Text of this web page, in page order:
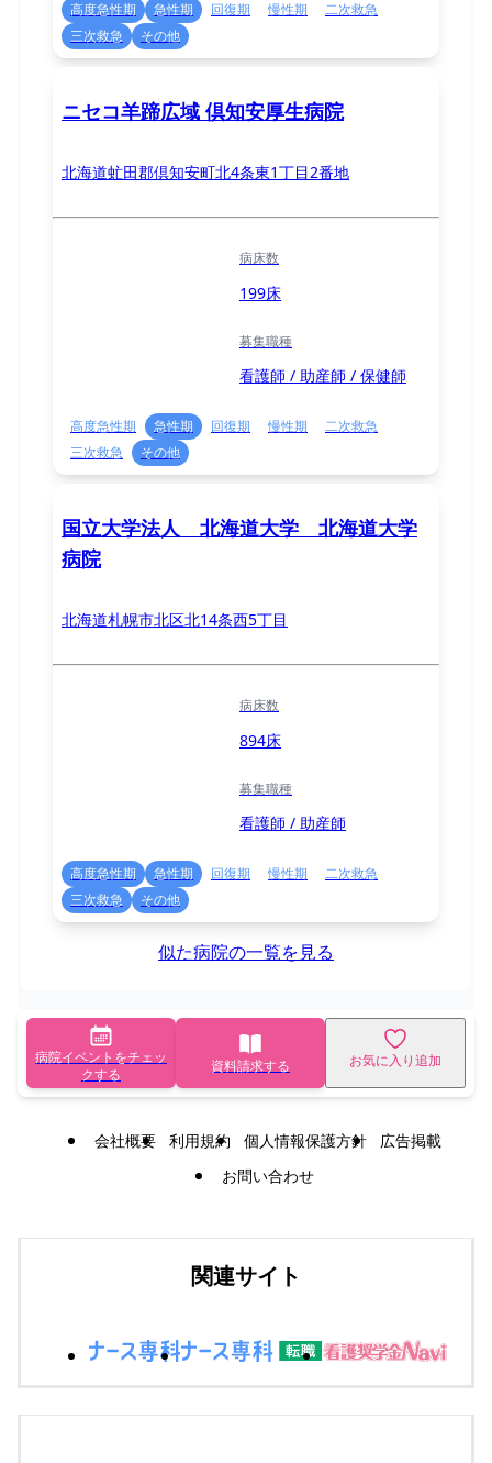
高度急性期 急性期 回復期 慢性期
二次救急
三次救急
その他
ニセコ羊蹄広域 倶知安厚生病院
北海道虻田郡倶知安町北4条東1丁目2番地
病床数
199床
募集職種
看護師 / 助産師 / 保健師
高度急性期 急性期 回復期 慢性期
二次救急
三次救急
その他
国立大学法人 北海道大学 北海道大学
病院
北海道札幌市北区北14条西5丁目
病床数
894床
募集職種
看護師 / 助産師
高度急性期 急性期 回復期 慢性期
二次救急
三次救急
その他
似た病院の一覧を見る
病院イベントをチェッ
クする
資料請求する お気に入り追加
会社概要 利用規約 個人情報保護方針
広告掲載
お問い合わせ
関連サイト